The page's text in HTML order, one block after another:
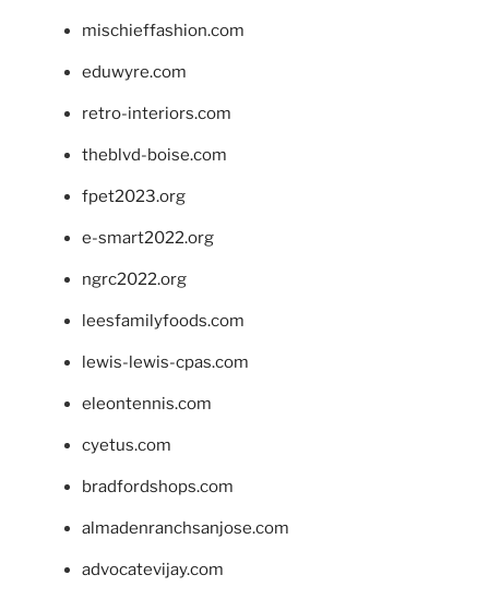
mischieffashion.com
eduwyre.com
retro-interiors.com
theblvd-boise.com
fpet2023.org
e-smart2022.org
ngrc2022.org
leesfamilyfoods.com
lewis-lewis-cpas.com
eleontennis.com
cyetus.com
bradfordshops.com
almadenranchsanjose.com
advocatevijay.com